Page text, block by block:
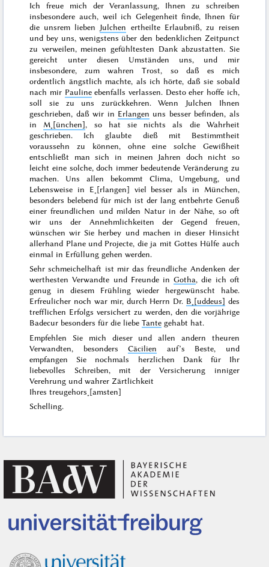
Ich freue mich der Veranlassung, Ihnen zu schreiben
insbesondere auch, weil ich Gelegenheit finde, Ihnen für
die unsrem lieben Julchen ertheilte Erlaubniß, zu reisen
und bey uns, wenigstens über den bedenklichen Zeitpunct
zu verweilen, meinen gefühltesten Dank abzustatten. Sie
gereicht unter diesen Umständen uns, und mir
insbesondere, zum wahren Trost, so daß es mich
ordentlich ängstlich machte, als ich hörte, daß sie sobald
nach mir Paulineebenfalls verlassen. Desto eher hoffe ich,
soll sie zu uns zurückkehren. Wenn Julchen Ihnen
geschrieben, daß wir in Erlangen uns besser befinden, als
in M˖[ünchen], so hat sie nichts als die Wahrheit
geschrieben. Ich glaubte dieß mit Bestimmtheit
voraussehn zu können, ohne eine solche Gewißheit
entschließt man sich in meinen Jahren doch nicht so
leicht eine solche, doch immer bedeutende Veränderung zu
machen. Uns allen bekommt Clima, Umgebung, und
Lebensweise in E˖[rlangen] viel besser als in München,
besonders belebend für mich ist der lang entbehrte Genuß
einer freundlichen und milden Natur in der Nähe, so oft
wir uns der Annehmlichkeiten der Gegend freuen,
wünschen wir Sie herbey und machen in dieser Hinsicht
allerhand Plane und Projecte, die ja mit Gottes Hülfe auch
einmal in Erfüllung gehen werden.
Sehr schmeichelhaft ist mir das freundliche Andenken der
werthesten Verwandte und Freunde inGotha, die ich oft
genug in diesem Frühlingwieder hergewünscht habe.
Erfreulicher noch war mir, durch Herrn Dr. B˖[uddeus] des
trefflichen Erfolgs versichert zu werden, den die vorjährige
Badecur besonders für die liebeTante gehabt hat.
Empfehlen Sie mich dieser und allen andern theuren
Verwandten, besondersCäcilien auf’s Beste, und
empfangen Sie nochmals herzlichen Dank für Ihr
liebevolles Schreiben, mit der Versicherung inniger
Verehrung und wahrer Zärtlichkeit
Ihres treugehors˖[amsten]
Schelling.